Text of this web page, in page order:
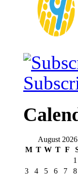
August 2026
M T W T F
1
3
4 5 6 7 8